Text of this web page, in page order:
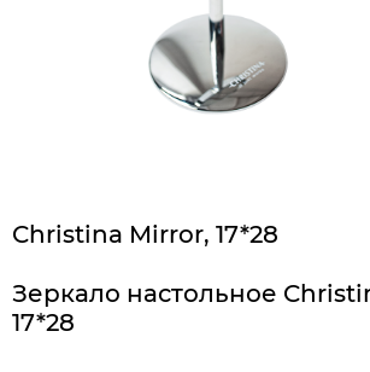
Christina Mirror, 17*28
Зеркало настольное
17*28